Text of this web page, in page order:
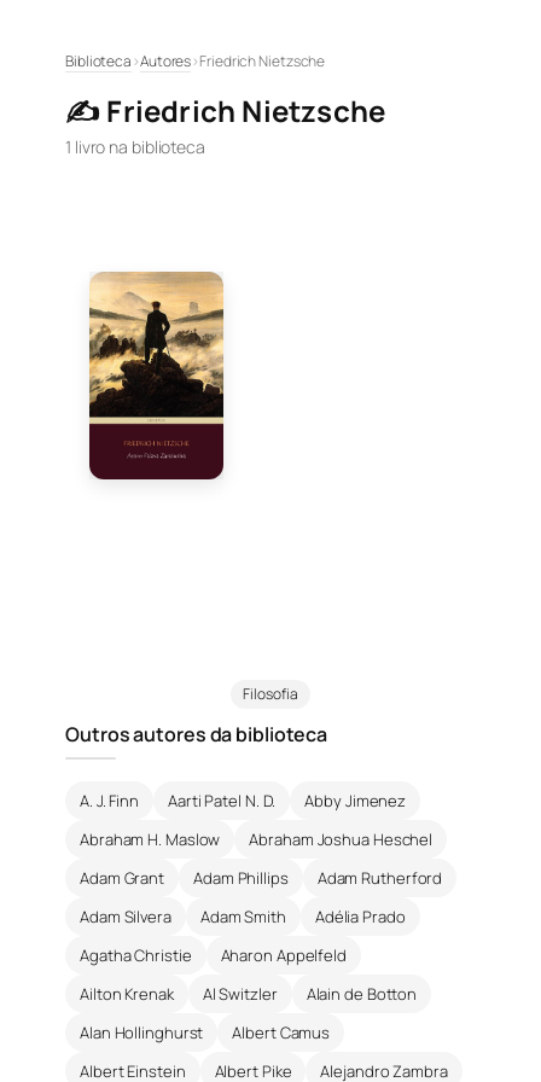
conteúdo
Biblioteca›Autores›Friedrich Nietzsche
✍️ Friedrich Nietzsche
1 livro na biblioteca
Filosofia
Outros autores da biblioteca
A. J. Finn Aarti Patel N. D.
Abby Jimenez
Abraham H. Maslow
Abraham Joshua Heschel
Adam Grant
Adam Phillips
Adam Rutherford
Adam Silvera
Adam Smith
Adélia Prado
Agatha Christie
Aharon Appelfeld
Ailton Krenak
Al Switzler
Alain de Botton
Alan Hollinghurst
Albert Camus
Albert Einstein
Albert Pike Alejandro Zambra